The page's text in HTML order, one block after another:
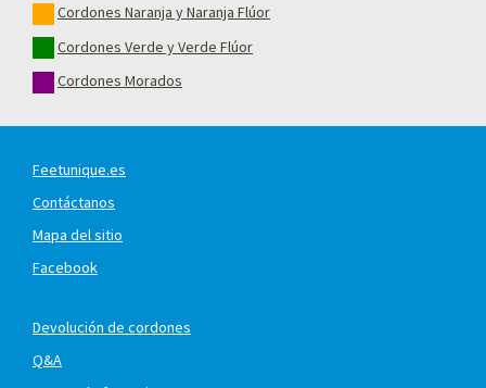
Cordones Naranja y Naranja Flúor
Cordones Verde y Verde Flúor
Cordones Morados
Feetunique.es
Contáctanos
Mapa del sitio
Facebook
Devolución de cordones
Q&A